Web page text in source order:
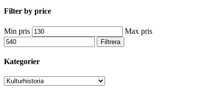
Filter by price
Min pris Max pris
Filtrera
Kategorier